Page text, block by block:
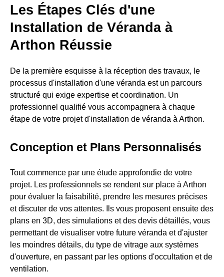
Les Étapes Clés d'une
Installation de Véranda à
Arthon Réussie
De la première esquisse à la réception des travaux, le
processus d'installation d'une véranda est un parcours
structuré qui exige expertise et coordination. Un
professionnel qualifié vous accompagnera à chaque
étape de votre projet d'installation de véranda à Arthon.
Conception et Plans Personnalisés
Tout commence par une étude approfondie de votre
projet. Les professionnels se rendent sur place à Arthon
pour évaluer la faisabilité, prendre les mesures précises
et discuter de vos attentes. Ils vous proposent ensuite des
plans en 3D, des simulations et des devis détaillés, vous
permettant de visualiser votre future véranda et d'ajuster
les moindres détails, du type de vitrage aux systèmes
d'ouverture, en passant par les options d'occultation et de
ventilation.